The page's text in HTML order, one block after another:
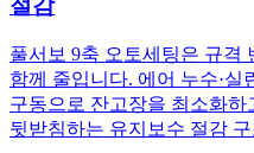
풀서보 9축 오토세팅은 규격
함께 줄입니다. 에어 누수·
구동으로 잔고장을 최소화하
뒷받침하는 유지보수 절감